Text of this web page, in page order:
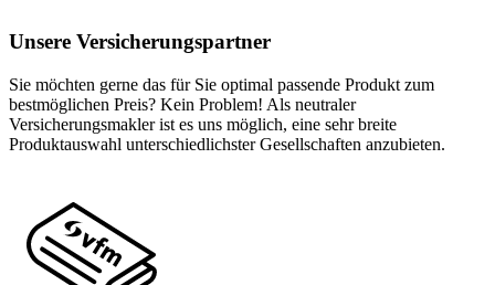
Unsere Versicherungspartner
Sie möchten gerne das für Sie optimal passende Produkt zum
bestmöglichen Preis? Kein Problem! Als neutraler
Versicherungsmakler ist es uns möglich, eine sehr breite
Produktauswahl unterschiedlichster Gesellschaften anzubieten.